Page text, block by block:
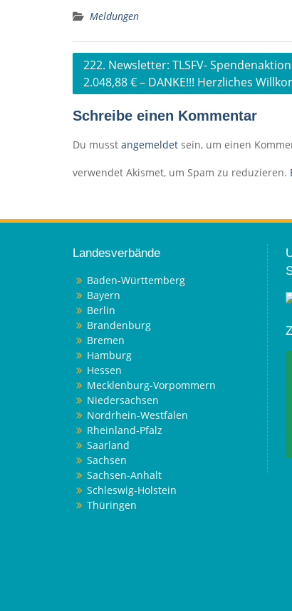
Meldungen
Beitragsnavigation
222. Newsletter: TLSFV-
2.048,88 € – DANKE!!! Herzliches
Schreibe einen Kommentar
Du musst angemeldet sein, um einen
verwendet Akismet, um Spam zu reduzieren.
Landesverbände
Baden-Württemberg
Bayern
Berlin
Brandenburg
Bremen
Hamburg
Hessen
Mecklenburg-Vorpommern
Niedersachsen
Nordrhein-Westfalen
Rheinland-Pfalz
Saarland
Sachsen
Sachsen-Anhalt
Schleswig-Holstein
Thüringen